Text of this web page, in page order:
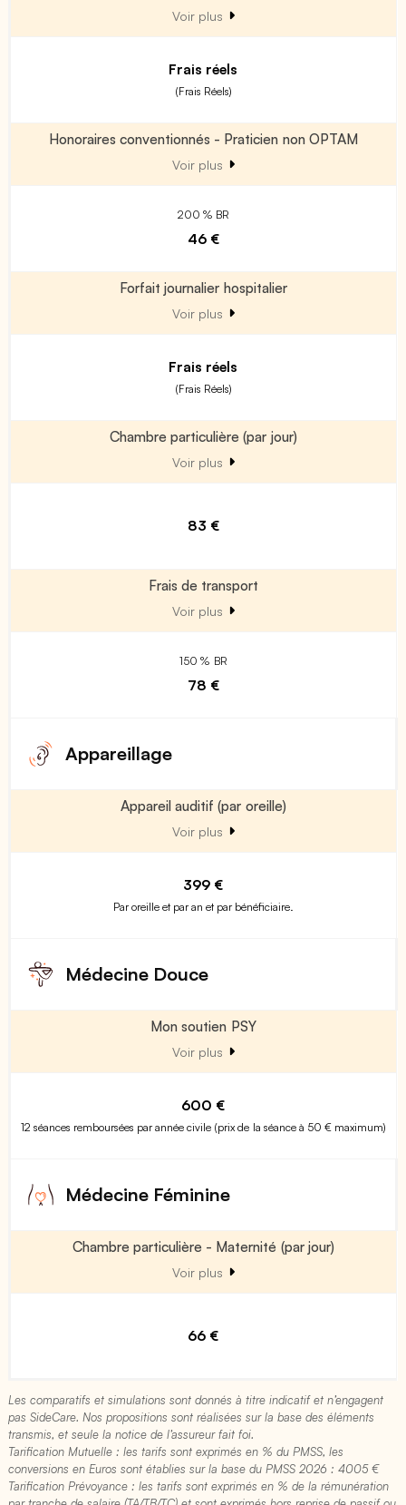
Voir plus
Frais réels
(Frais Réels)
Honoraires conventionnés - Praticien non OPTAM
Voir plus
200 % BR
46 €
Forfait journalier hospitalier
Voir plus
Frais réels
(Frais Réels)
Chambre particulière (par jour)
Voir plus
83 €
Frais de transport
Voir plus
150 % BR
78 €
Appareillage
Appareil auditif (par oreille)
Voir plus
399 €
Par oreille et par an et par bénéficiaire.
Médecine Douce
Mon soutien PSY
Voir plus
600 €
12 séances remboursées par année civile (prix de la séance à 50 € maximum)
Médecine Féminine
Chambre particulière - Maternité (par jour)
Voir plus
66 €
Les comparatifs et simulations sont donnés à titre indicatif et n’engagent
pas SideCare. Nos propositions sont réalisées sur la base des éléments
transmis, et seule la notice de l’assureur fait foi.
Tarification Mutuelle : les tarifs sont exprimés en % du PMSS, les
conversions en Euros sont établies sur la base du PMSS 2026 : 4005 €​
Tarification Prévoyance : les tarifs sont exprimés en % de la rémunération